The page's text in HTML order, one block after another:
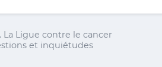
Ligue contre le cancer
et inquiétudes